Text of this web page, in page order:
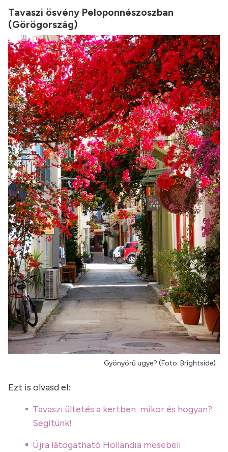
Tavaszi ösvény Peloponnészoszban
(Görögország)
Gyönyörű ugye? (Foto: Brightside)
Ezt is olvasd el:
Tavaszi ültetés a kertben: mikor és hogyan?
Segítünk!
Újra látogatható Hollandia mesebeli